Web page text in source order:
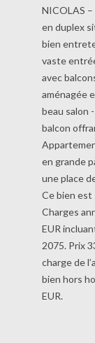
NICOLAS
en duplex
bien
vaste
avec
aménagée
beau salon
balcon
en grande
une place
Ce bien
Charges
EUR
2075. Prix
charge de
bien hors
EUR.